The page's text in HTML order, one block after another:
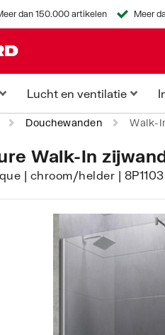
dan 150.000 artikelen Meer
Lucht en ventilatie
Douchewanden Walk-
Walk-In
| chroom/helder |